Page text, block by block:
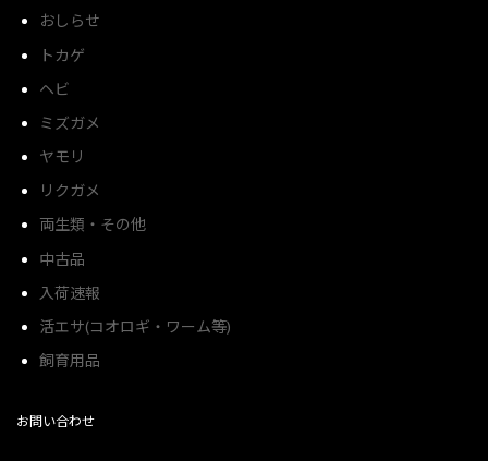
おしらせ
トカゲ
ヘビ
ミズガメ
ヤモリ
リクガメ
両生類・その他
中古品
入荷速報
活エサ(コオロギ・ワーム等)
飼育用品
お問い合わせ